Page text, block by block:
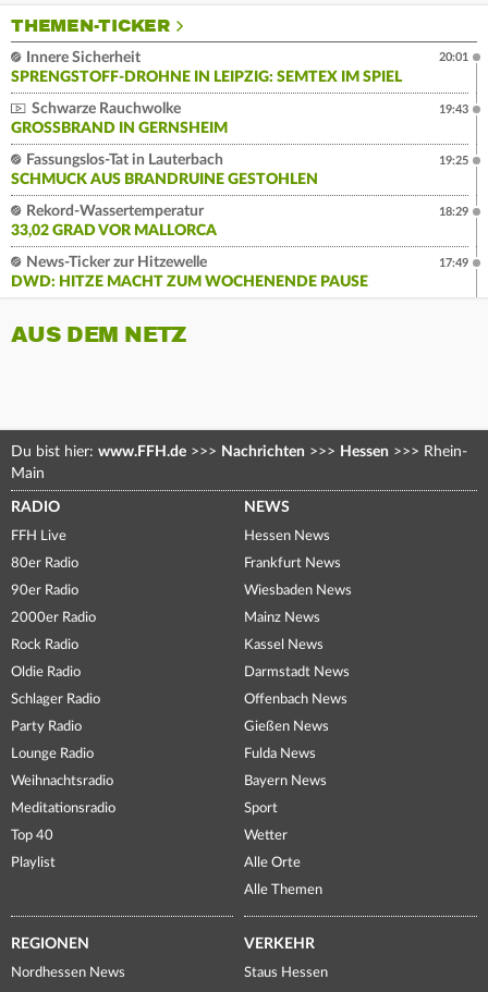
THEMEN-TICKER
Innere Sicherheit
SPRENGSTOFF-DROHNE IN LEIPZIG: SEMTEX IM SPIEL
20:01
Schwarze Rauchwolke
GROSSBRAND IN GERNSHEIM
19:43
Fassungslos-Tat in Lauterbach
SCHMUCK AUS BRANDRUINE GESTOHLEN
19:25
Rekord-Wassertemperatur
33,02 GRAD VOR MALLORCA
18:29
News-Ticker zur Hitzewelle
DWD: HITZE MACHT ZUM WOCHENENDE PAUSE
17:49
AUS DEM NETZ
Du bist hier: www.FFH.de >>> Nachrichten >>> Hessen >>> Rhein-
Main
RADIO
FFH Live
80er Radio
90er Radio
2000er Radio
Rock Radio
Oldie Radio
Schlager Radio
Party Radio
Lounge Radio
Weihnachtsradio
Meditationsradio
Top 40
Playlist
NEWS
Hessen News
Frankfurt News
Wiesbaden News
Mainz News
Kassel News
Darmstadt News
Offenbach News
Gießen News
Fulda News
Bayern News
Sport
Wetter
Alle Orte
Alle Themen
REGIONEN
Nordhessen News
VERKEHR
Staus Hessen